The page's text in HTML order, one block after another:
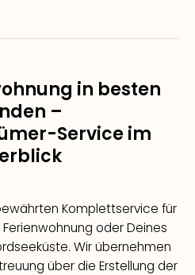
in besten
–
Service im
Komplettservice für
oder Deines
Wir übernehmen
über die Erstellung der